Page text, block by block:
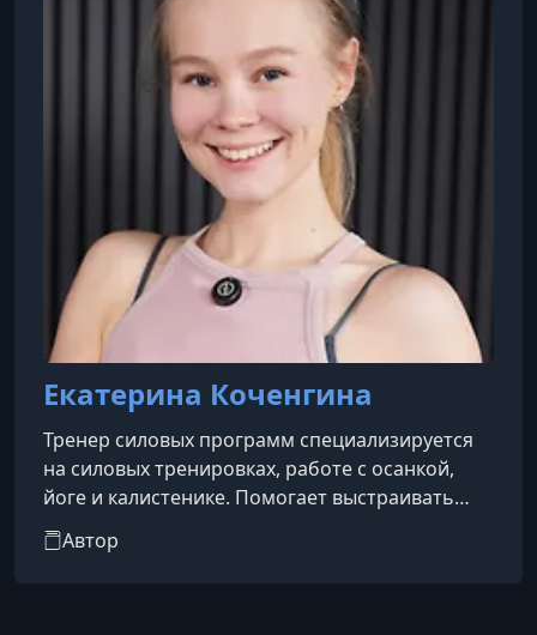
Екатерина Коченгина
Тренер силовых программ специализируется
на силовых тренировках, работе с осанкой,
йоге и калистенике. Помогает выстраивать
эффективную систему тренировок для
развития силы, подвижности и гармоничной
Автор